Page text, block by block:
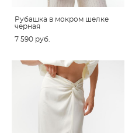
Рубашка в мокром шелке
черная
7 590 pуб.